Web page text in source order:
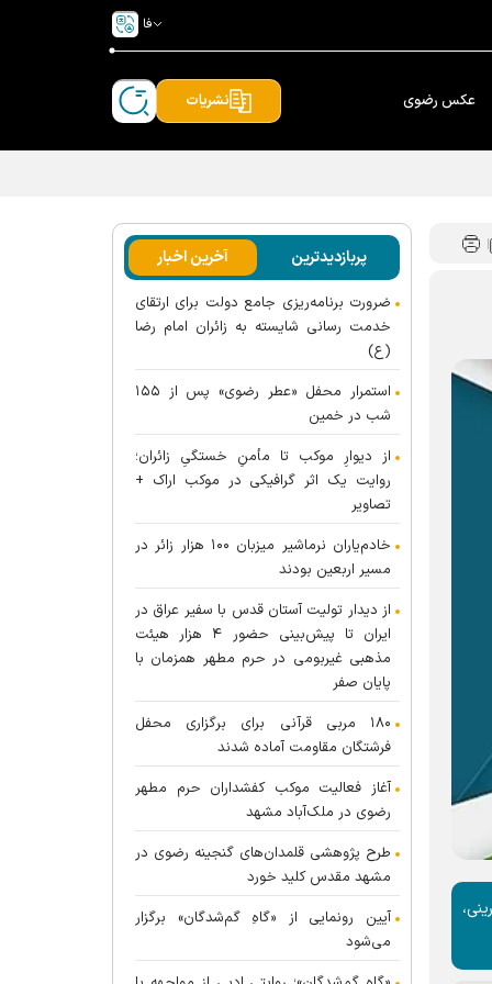
فا
عکس رضوی نشریات
پربازدیدترین آخرین اخبار
ضرورت برنامه‌ریزی جامع دولت برای ارتقای
خدمت رسانی شایسته به زائران امام رضا
(ع)
استمرار محفل «عطر رضوی» پس از ۱۵۵
شب در خمین
از دیوارِ موکب تا مأمنِ خستگیِ زائران؛
روایت یک اثر گرافیکی در موکب اراک +
تصاویر
خادم‌یاران نرماشیر میزبان ۱۰۰ هزار زائر در
مسیر اربعین بودند
از دیدار تولیت آستان قدس با سفیر عراق در
ایران تا پیش‌بینی حضور ۴ هزار هیئت
مذهبی غیربومی در حرم مطهر همزمان با
پایان صفر
۱۸۰ مربی قرآنی برای برگزاری محفل
فرشتگان مقاومت آماده شدند
آغاز فعالیت موکب کفشداران حرم مطهر
رضوی در ملک‌آباد مشهد
طرح پژوهشی قلمدان‌های گنجینه رضوی در
مشهد مقدس کلید خورد
آیین رونمایی از «گاهِ گم‌شدگان» برگزار
می‌شود